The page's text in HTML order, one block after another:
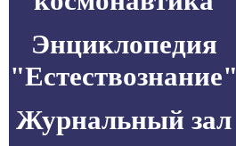
Энциклопедия
"Естествознание"
Журнальный зал